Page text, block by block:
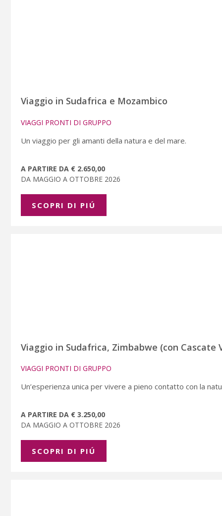
Viaggio in Sudafrica e Mozambico
VIAGGI PRONTI DI GRUPPO
Un viaggio per gli amanti della natura e del mare.
A PARTIRE DA € 2.650,00
DA MAGGIO A OTTOBRE 2026
SCOPRI DI PIÚ
Viaggio in Sudafrica, Zimbabwe (con
VIAGGI PRONTI DI GRUPPO
Un’esperienza unica per vivere a pieno contatto con la
A PARTIRE DA € 3.250,00
DA MAGGIO A OTTOBRE 2026
SCOPRI DI PIÚ